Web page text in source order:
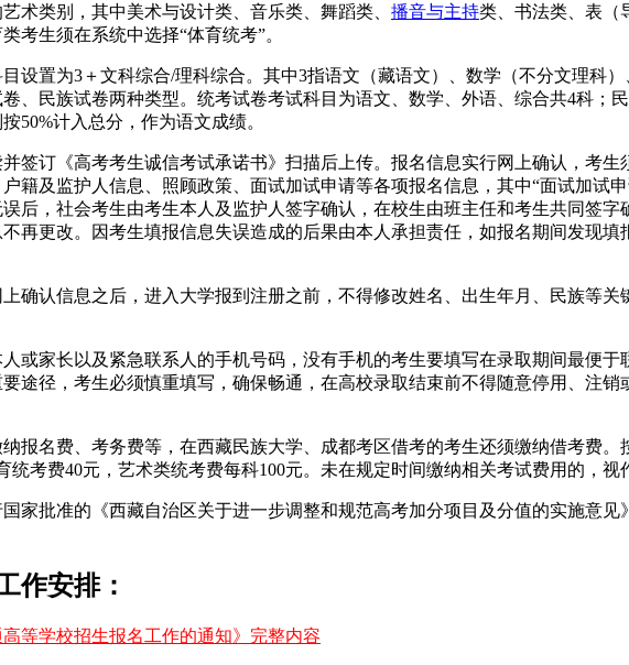
术类别，其中美术与设计类、音乐类、舞蹈类、 播音与主持类、书法类、表（
考生须在系统中选择“体育统考”。
设置为3＋文科综合/理科综合。其中3指语文（藏语文）、数学（不分文理科
卷、民族试卷两种类型。统考试卷考试科目为语文、数学、外语、综合共4科
50%计入总分，作为语文成绩。
签订《高考考生诚信考试承诺书》扫描后上传。报名信息实行网上确认，考
籍及监护人信息、照顾政策、面试加试申请等各项报名信息，其中“面试加试
后，社会考生由考生本人及监护人签字确认，在校生由班主任和考生共同签
再更改。因考生填报信息失误造成的后果由本人承担责任，如报名期间发现
确认信息之后，进入大学报到注册之前，不得修改姓名、出生年月、民族等
或家长以及紧急联系人的手机号码，没有手机的考生要填写在录取期间最便
途径，考生必须慎重填写，确保畅通，在高校录取结束前不得随意停用、注
报名费、考务费等，在西藏民族大学、成都考区借考的考生还须缴纳借考费
统考费40元，艺术类统考费每科100元。未在规定时间缴纳相关考试费用的，视
国家批准的《西藏自治区关于进一步调整和规范高考加分项目及分值的实施意
作安排：
高等学校招生报名工作的通知》完整内容